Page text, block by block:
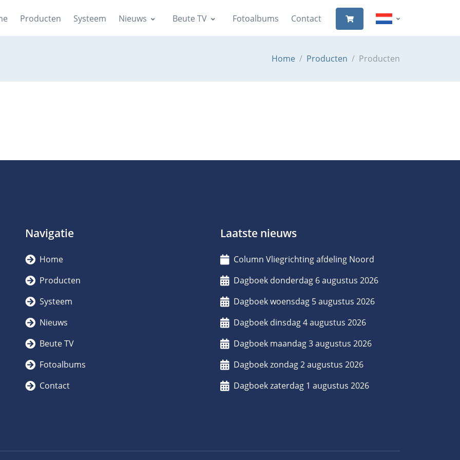
Producten Systeem Nieuws Beute TV Fotoalbums Contact
Home Producten Producten
Navigatie
Home
Producten
Systeem
Nieuws
Beute TV
Fotoalbums
Contact
Laatste nieuws
Column Vliegrichting afdeling Noord
Dagboek donderdag 6 augustus 2026
Dagboek woensdag 5 augustus 2026
Dagboek dinsdag 4 augustus 2026
Dagboek maandag 3 augustus 2026
Dagboek zondag 2 augustus 2026
Dagboek zaterdag 1 augustus 2026